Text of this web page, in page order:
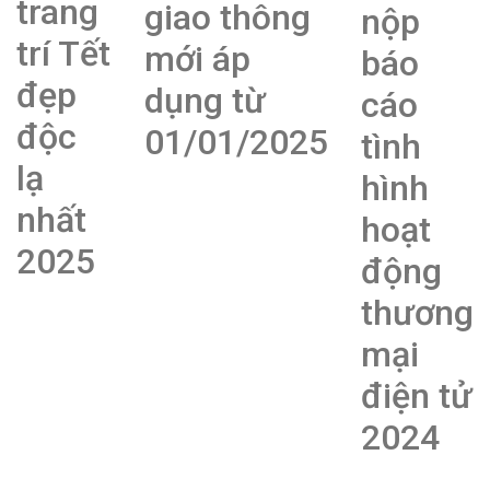
trang
trí Tết
đẹp
độc
lạ
nhất
2025
giao thông
mới áp
dụng từ
01/01/2025
nộp
báo
cáo
tình
hình
hoạt
động
thương
mại
điện tử
2024